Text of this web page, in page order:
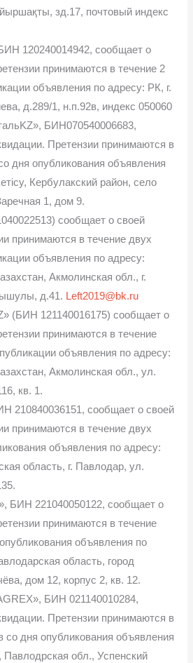
зд.17, почтовый индекс
120240014942, сообщает о
принимаются в течение 2
объявления по адресу: РК, г.
д.289/1, н.п.92в, индекс 050060
БИН070540006683,
Претензии принимаются в
дня опубликования объявления
Кербулакский район, село
1, дом 9.
сообщает о своей
при­нимаются в течение двух
объявления по адресу:
Акмолинская обл., г.
д.41. Left2019@bk.ru
(БИН 121140016175) сообщает о
принимаются в течение
объявления по адресу:
Акмолинская обл., ул.
кв. 1.
210840036151, сообщает о своей
принимаются в течение двух
объявления по адресу:
область, г. Павлодар, ул.
БИН 221040050122, сообщает о
принимаются в течение
объявления по
область, город
дом 12, корпус 2, кв. 12.
БИН 021140010284,
Претензии принимаются в
со дня опубликования объявления
Павлодрская обл., Успенский